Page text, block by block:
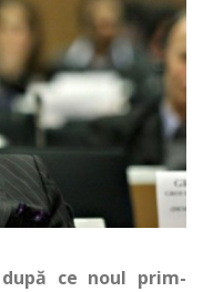
ce noul prim-